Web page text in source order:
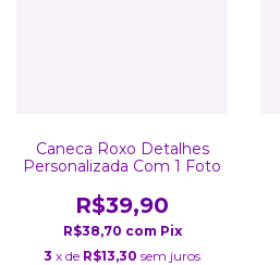
Caneca Roxo Detalhes
Personalizada Com 1 Foto
R$39,90
R$38,70 com Pix
3 x de R$13,30 sem juros